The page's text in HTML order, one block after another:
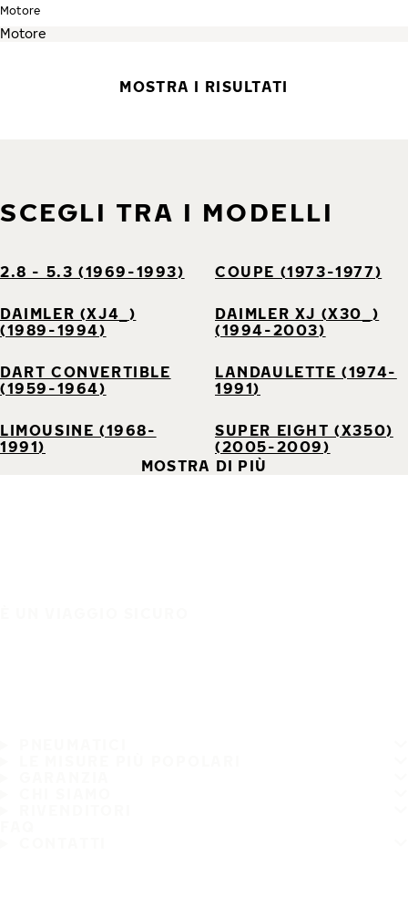
Motore
MOSTRA I RISULTATI
SCEGLI TRA I MODELLI
2.8 - 5.3 (1969-1993) COUPE (1973-1977)
DAIMLER (XJ4_)
(1989-1994)
DAIMLER XJ (X30_)
(1994-2003)
DART CONVERTIBLE
(1959-1964)
LANDAULETTE (1974-
1991)
LIMOUSINE (1968-
1991)
SUPER EIGHT (X350)
(2005-2009)
MOSTRA DI PIÙ